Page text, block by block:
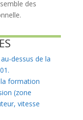
des
dessus de la
la formation
(zone
vitesse